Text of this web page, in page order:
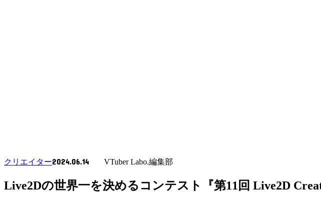
クリエイター2024.06.14 VTuber Labo.編集部
Live2Dの世界一を決めるコンテスト『第11回 Live2D